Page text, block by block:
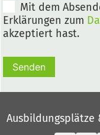
Mit dem
Erklärungen zum
akzeptiert hast.
Senden
Ausbildungsplätze